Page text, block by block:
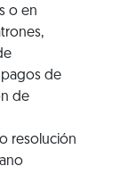
o en
de
de
resolución